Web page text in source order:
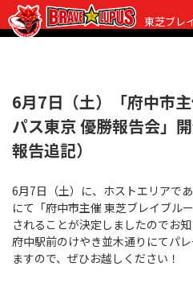
東芝ブレ
チケット グッズ
観戦ガイド
ラグビーって何？
会場紹介
クラブからのお願い
ニュース
選手・スタッフ
選手
クラブ情報
6月7日（土）「府中市
パス東京 優勝報告会」
報告追記）
6月7日（土）に、ホストエリアで
にて「府中市主催 東芝ブレイブル
されることが決定しましたのでお知
府中駅前のけやき並木通りにてパ
ますので、ぜひお越しください！